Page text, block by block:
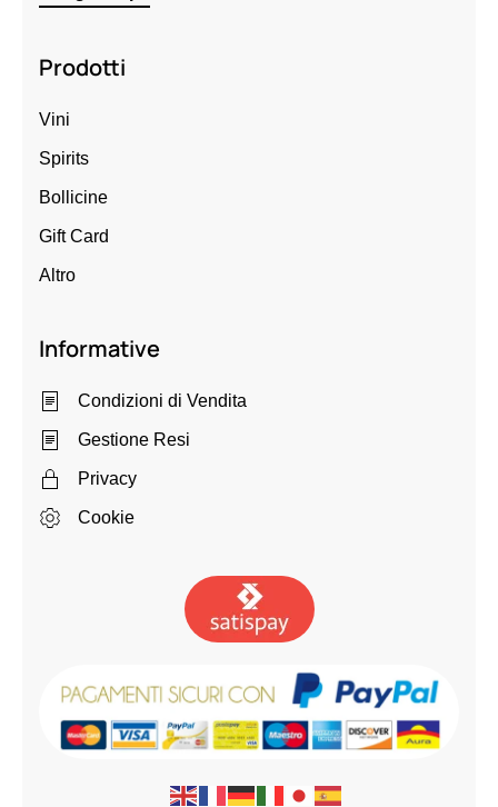
Prodotti
Vini
Spirits
Bollicine
Gift Card
Altro
Informative
Condizioni di Vendita
Gestione Resi
Privacy
Cookie